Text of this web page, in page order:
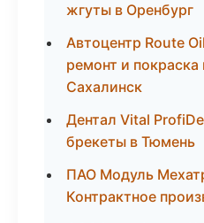
жгуты в Оренбург
Автоцентр Route
ремонт и
Сахалинск
Дентал Vital
брекеты в Тюмень
ПАО Модуль
Контрактное